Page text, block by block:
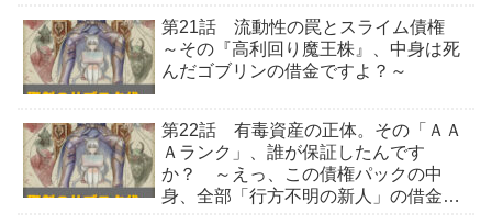
第21話 流動性の罠とスライム債権
～その『高利回り魔王株』、中身は死
んだゴブリンの借金ですよ？～
第22話 有毒資産の正体。その「ＡＡ
Ａランク」、誰が保証したんです
か？ ～えっ、この債権パックの中
身、全部「行方不明の新人」の借金じ